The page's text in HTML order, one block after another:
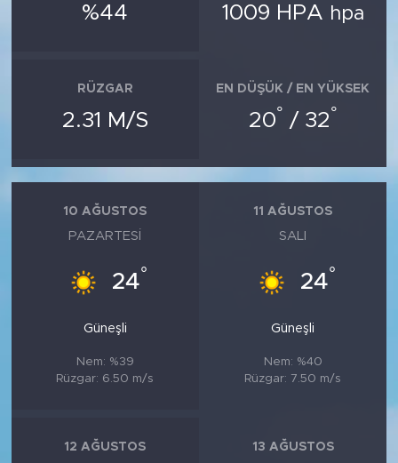
%44 1009 HPA hpa
RÜZGAR
2.31 M/S
EN DÜŞÜK / EN YÜKSEK
20° / 32°
10 AĞUSTOS
PAZARTESI
24°
Güneşli
Nem: %39
Rüzgar: 6.50 m/s
11 AĞUSTOS
SALI
24°
Güneşli
Nem: %40
Rüzgar: 7.50 m/s
12 AĞUSTOS 13 AĞUSTOS